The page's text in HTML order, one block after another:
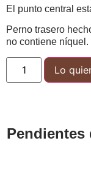
El punto central
Perno trasero
no contiene níquel.
Lo
Pendientes